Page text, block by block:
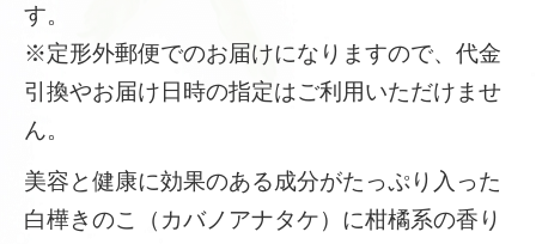
す。
※定形外郵便でのお届けになりますので、代金
引換やお届け日時の指定はご利用いただけませ
ん。
美容と健康に効果のある成分がたっぷり入った
白樺きのこ（カバノアナタケ）に柑橘系の香り